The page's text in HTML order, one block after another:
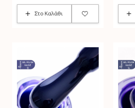
Στο Καλάθι